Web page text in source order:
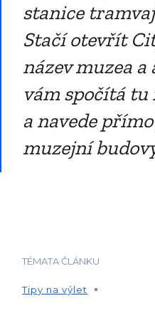
TÉMATA ČLÁNKU
Tipy na výlet
stanice
Stačí otevřít
název muzea
vám spočítá
a navede
muzejní